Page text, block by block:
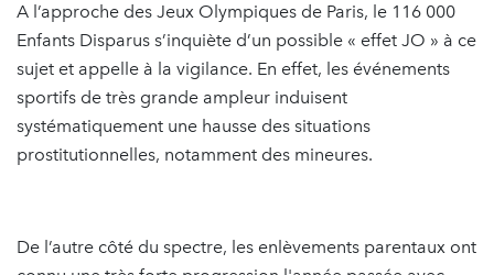
A l’approche des Jeux Olympiques de Paris, le 116 000
Enfants Disparus s’inquiète d’un possible « effet JO » à ce
sujet et appelle à la vigilance. En effet, les événements
sportifs de très grande ampleur induisent
systématiquement une hausse des situations
prostitutionnelles, notamment des mineures.
De l’autre côté du spectre, les enlèvements parentaux ont